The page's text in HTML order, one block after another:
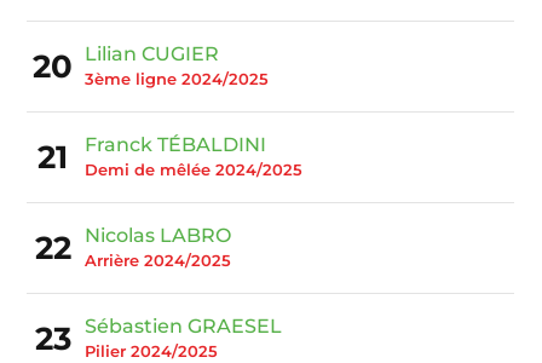
20 Lilian CUGIER
3ème ligne 2024/2025
21 Franck TÉBALDINI
Demi de mêlée 2024/2025
22 Nicolas LABRO
Arrière 2024/2025
23 Sébastien GRAESEL
Pilier 2024/2025